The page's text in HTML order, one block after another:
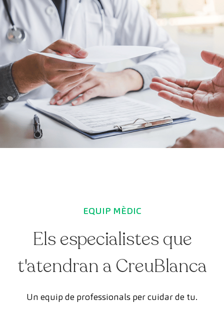
EQUIP MÈDIC
Els especialistes que
t'atendran a CreuBlanca
Un equip de professionals per cuidar de tu.